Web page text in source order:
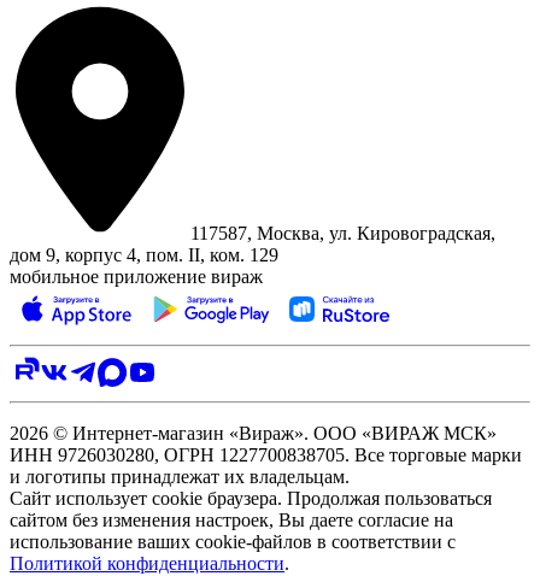
117587, Москва, ул. Кировоградская,
дом 9, корпус 4, пом. II, ком. 129
мобильное приложение вираж
2026 © Интернет-магазин «Вираж». ООО «ВИРАЖ МСК»
ИНН 9726030280, ОГРН 1227700838705. Все торговые марки
и логотипы принадлежат их владельцам.
Сайт использует cookie браузера. Продолжая пользоваться
сайтом без изменения настроек, Вы даете согласие на
использование ваших cookie-файлов в соответствии с
Политикой конфиденциальности.